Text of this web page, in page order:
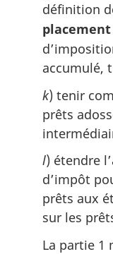
définition
accumulé,
k) tenir
prêts
l) étendre
d’impôt
prêts aux
sur les
La partie 1